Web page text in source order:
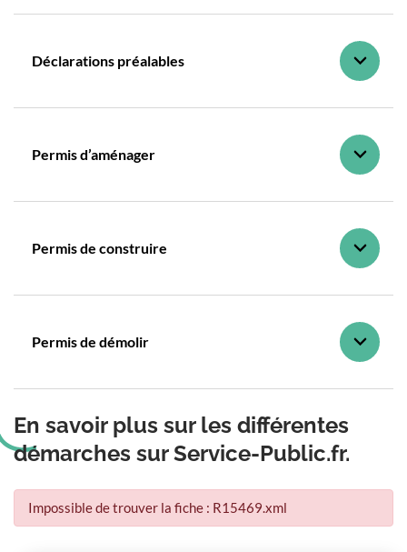
Déclarations préalables
Permis d’aménager
Permis de construire
Permis de démolir
En savoir plus sur les différentes
démarches sur Service-Public.fr.
Impossible de trouver la fiche : R15469.xml